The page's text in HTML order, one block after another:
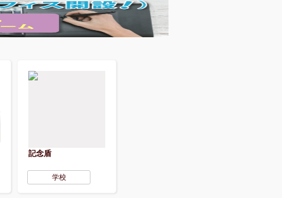
記念盾
学校